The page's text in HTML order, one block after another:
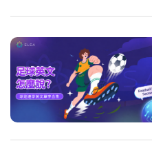
選擇。 最適合你的英
的英文名字女嗎？其實
国女性名字中尋找靈感
多名字不僅好聽、好記